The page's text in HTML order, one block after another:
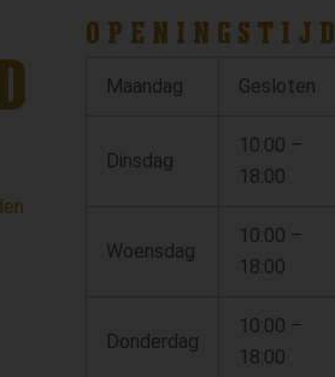
Maandag Gesloten
Dinsdag
10:00 –
18:00
Woensdag
10:00 –
18:00
Donderdag
10:00 –
18:00